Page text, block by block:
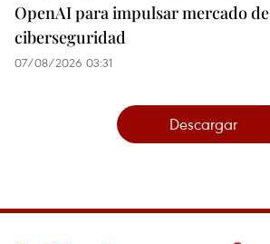
OpenAI para impulsar mercado de
ciberseguridad
07/08/2026 03:31
Descargar